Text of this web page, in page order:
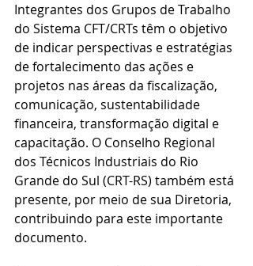
Integrantes dos Grupos de Trabalho
do Sistema CFT/CRTs têm o objetivo
de indicar perspectivas e estratégias
de fortalecimento das ações e
projetos nas áreas da fiscalização,
comunicação, sustentabilidade
financeira, transformação digital e
capacitação. O Conselho Regional
dos Técnicos Industriais do Rio
Grande do Sul (CRT-RS) também está
presente, por meio de sua Diretoria,
contribuindo para este importante
documento.